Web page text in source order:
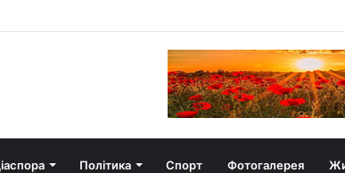
Політика Спорт Фотогалерея